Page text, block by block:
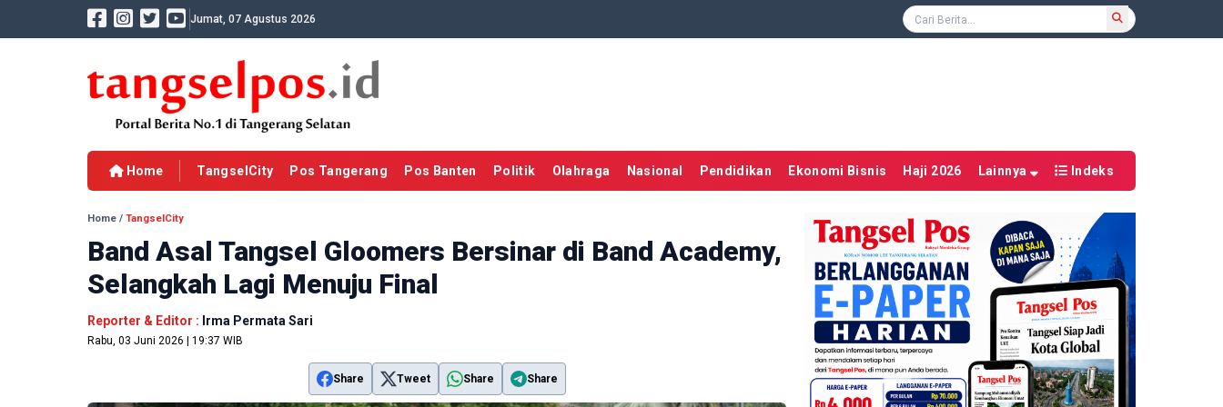
Jumat, 07 Agustus 2026
Home TangselCity Pos Tangerang Pos Banten Politik Olahraga Nasional Pendidikan Ekonomi Bisnis Haji 2026 Lainnya Indeks
Home / TangselCity
Band Asal Tangsel Gloomers Bersinar di Band Academy,
Selangkah Lagi Menuju Final
Reporter & Editor : Irma Permata Sari
Rabu, 03 Juni 2026 | 19:37 WIB
Share Tweet Share Share